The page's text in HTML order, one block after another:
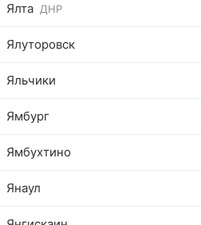
Ялта ДНР
Ялуторовск
Яльчики
Ямбург
Ямбухтино
Янаул